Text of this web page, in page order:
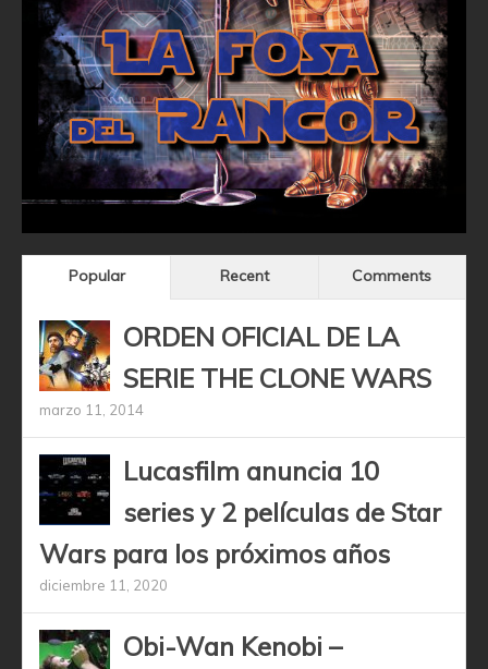
Popular Recent Comments
ORDEN OFICIAL DE LA
SERIE THE CLONE WARS
marzo 11, 2014
Lucasfilm anuncia 10
series y 2 películas de Star
Wars para los próximos años
diciembre 11, 2020
Obi-Wan Kenobi –